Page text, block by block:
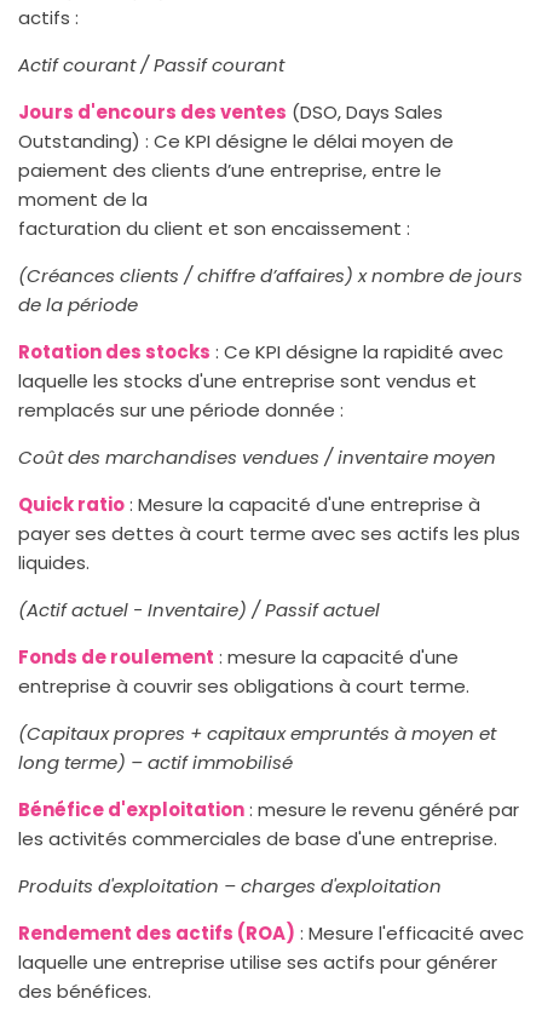
actifs :
Actif courant / Passif courant
Jours d'encours des ventes (DSO, Days Sales
Outstanding) : Ce KPI désigne le délai moyen de
paiement des clients d’une entreprise, entre le
moment de la
facturation du client et son encaissement :
(Créances clients / chiffre d’affaires) x nombre de jours
de la période
Rotation des stocks : Ce KPI désigne la rapidité avec
laquelle les stocks d'une entreprise sont vendus et
remplacés sur une période donnée :
Coût des marchandises vendues / inventaire moyen
Quick ratio: Mesure la capacité d'une entreprise à
payer ses dettes à court terme avec ses actifs les plus
liquides.
(Actif actuel - Inventaire) / Passif actuel
Fonds de roulement : mesure la capacité d'une
entreprise à couvrir ses obligations à court terme.
(Capitaux propres + capitaux empruntés à moyen et
long terme) – actif immobilisé
Bénéfice d'exploitation: mesure le revenu généré par
les activités commerciales de base d'une entreprise.
Produits d'exploitation – charges d'exploitation
Rendement des actifs (ROA) : Mesure l'efficacité avec
laquelle une entreprise utilise ses actifs pour générer
des bénéfices.